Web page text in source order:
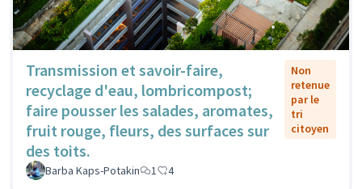
Transmission et savoir-faire,
recyclage d'eau, lombricompost;
faire pousser les salades, aromates,
fruit rouge, fleurs, des surfaces sur
des toits.
Non
retenue
par le
tri
citoyen
Barba Kaps-Potakin 1 4